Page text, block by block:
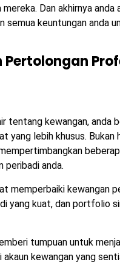
Dan akhirnya
semua keuntungan anda
tentang kewangan, anda
yang lebih khusus.
peribadi anda.
memperbaiki kewangan
yang kuat, dan portfolio
tumpuan untuk
akaun kewangan yang